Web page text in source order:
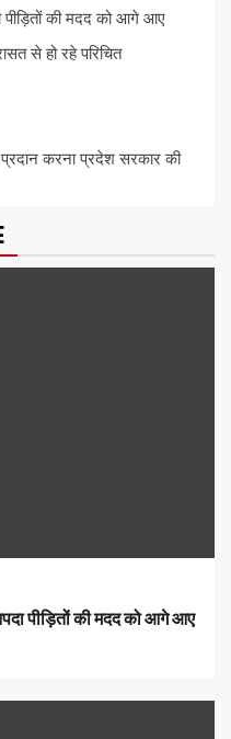
पीड़ितों की मदद को आगे आए
से हो रहे परिचित
प्रदान करना प्रदेश सरकार की
पीड़ितों की मदद को आगे आए